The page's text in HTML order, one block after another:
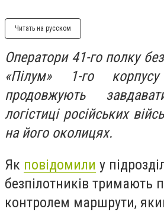
Читать на русском
Оператори 41-го полку
«Пілум» 1-го
продовжують
логістиці російських
на його околицях.
Як повідомили у
безпілотників тримають
контролем маршрути,